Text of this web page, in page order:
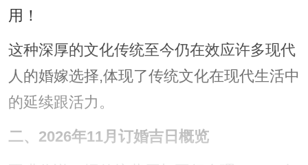
用！
这种深厚的文化传统至今仍在效应许多现代
人的婚嫁选择,体现了传统文化在现代生活中
的延续跟活力。
二、2026年11月订婚吉日概览